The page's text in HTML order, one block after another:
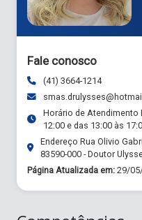
Fale conosco
(41) 3664-1214
Horário de Atendimento
12:00 e das 13:00 às
Endereço Rua Olivio
83590-000 - Doutor
Página Atualizada em: 29/